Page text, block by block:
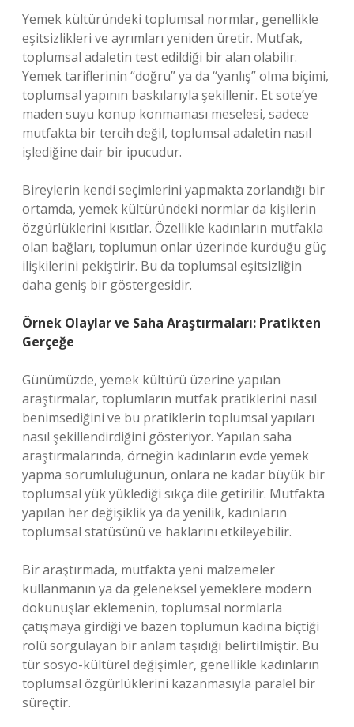
Yemek kültüründeki toplumsal normlar, genellikle
eşitsizlikleri ve ayrımları yeniden üretir. Mutfak,
toplumsal adaletin test edildiği bir alan olabilir.
Yemek tariflerinin “doğru” ya da “yanlış” olma biçimi,
toplumsal yapının baskılarıyla şekillenir. Et sote’ye
maden suyu konup konmaması meselesi, sadece
mutfakta bir tercih değil, toplumsal adaletin nasıl
işlediğine dair bir ipucudur.
Bireylerin kendi seçimlerini yapmakta zorlandığı bir
ortamda, yemek kültüründeki normlar da kişilerin
özgürlüklerini kısıtlar. Özellikle kadınların mutfakla
olan bağları, toplumun onlar üzerinde kurduğu güç
ilişkilerini pekiştirir. Bu da toplumsal eşitsizliğin
daha geniş bir göstergesidir.
Örnek Olaylar ve Saha Araştırmaları: Pratikten
Gerçeğe
Günümüzde, yemek kültürü üzerine yapılan
araştırmalar, toplumların mutfak pratiklerini nasıl
benimsediğini ve bu pratiklerin toplumsal yapıları
nasıl şekillendirdiğini gösteriyor. Yapılan saha
araştırmalarında, örneğin kadınların evde yemek
yapma sorumluluğunun, onlara ne kadar büyük bir
toplumsal yük yüklediği sıkça dile getirilir. Mutfakta
yapılan her değişiklik ya da yenilik, kadınların
toplumsal statüsünü ve haklarını etkileyebilir.
Bir araştırmada, mutfakta yeni malzemeler
kullanmanın ya da geleneksel yemeklere modern
dokunuşlar eklemenin, toplumsal normlarla
çatışmaya girdiği ve bazen toplumun kadına biçtiği
rolü sorgulayan bir anlam taşıdığı belirtilmiştir. Bu
tür sosyo-kültürel değişimler, genellikle kadınların
toplumsal özgürlüklerini kazanmasıyla paralel bir
süreçtir.